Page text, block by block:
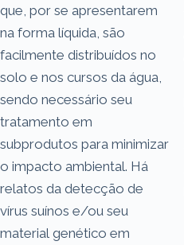
que, por se apresentarem
na forma líquida, são
facilmente distribuídos no
solo e nos cursos da água,
sendo necessário seu
tratamento em
subprodutos para minimizar
o impacto ambiental. Há
relatos da detecção de
vírus suínos e/ou seu
material genético em